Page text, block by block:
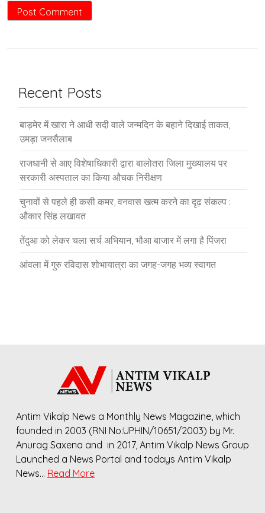
Recent Posts
बाड़मेर में खारा ने आधी सदी वाले जन्मदिन के बहाने दिखाई ताकत,
उमड़ा जनसैलाब
राजधानी से आए विशेषाधिकारी द्वारा बालोतरा जिला मुख्यालय पर
सरकारी अस्पताल का किया औचक निरीक्षण
चुनावों से पहले ही कसी कमर, वनवास खत्म करने का दृढ़ संकल्प :
औकार सिंह लखावत
तेंदुआ को लेकर चला सर्च अभियान, भौआ बाजार में लगा है पिंजरा
आंवला में गुरु रविदास शोभायात्रा का जगह-जगह भव्य स्वागत
Antim Vikalp News a Monthly News Magazine, which
founded in 2003 (RNI No:UPHIN/10651/2003) by Mr.
Anurag Saxena and in 2017, Antim Vikalp News Group
Launched a News Portal and todays Antim Vikalp
News… Read More